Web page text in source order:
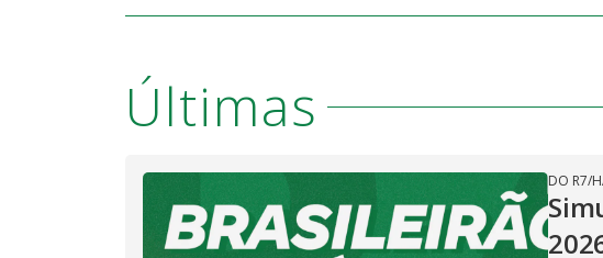
Últimas
DO R7/